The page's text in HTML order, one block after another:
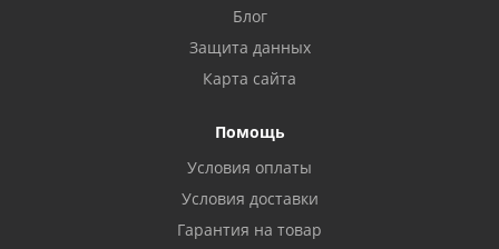
Блог
Защита данных
Карта сайта
Помощь
Условия оплаты
Условия доставки
Гарантия на товар